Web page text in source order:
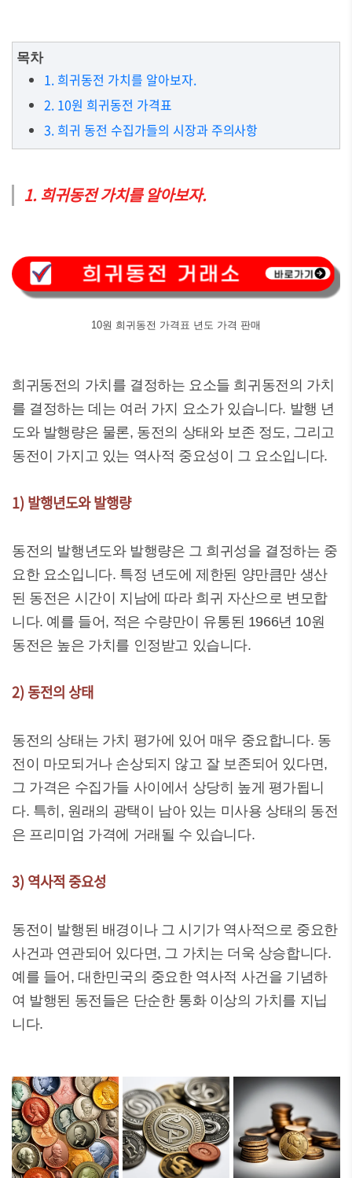
목차
1. 희귀동전 가치를 알아보자.
2. 10원 희귀동전 가격표
3. 희귀 동전 수집가들의 시장과 주의사항
1. 희귀동전 가치를 알아보자.
10원 희귀동전 가격표 년도 가격 판매
희귀동전의 가치를 결정하는 요소들 희귀동전의 가치
를 결정하는 데는 여러 가지 요소가 있습니다. 발행 년
도와 발행량은 물론, 동전의 상태와 보존 정도, 그리고
동전이 가지고 있는 역사적 중요성이 그 요소입니다.
1) 발행년도와 발행량
동전의 발행년도와 발행량은 그 희귀성을 결정하는 중
요한 요소입니다. 특정 년도에 제한된 양만큼만 생산
된 동전은 시간이 지남에 따라 희귀 자산으로 변모합
니다. 예를 들어, 적은 수량만이 유통된 1966년 10원
동전은 높은 가치를 인정받고 있습니다.
2) 동전의 상태
동전의 상태는 가치 평가에 있어 매우 중요합니다. 동
전이 마모되거나 손상되지 않고 잘 보존되어 있다면,
그 가격은 수집가들 사이에서 상당히 높게 평가됩니
다. 특히, 원래의 광택이 남아 있는 미사용 상태의 동전
은 프리미엄 가격에 거래될 수 있습니다.
3) 역사적 중요성
동전이 발행된 배경이나 그 시기가 역사적으로 중요한
사건과 연관되어 있다면, 그 가치는 더욱 상승합니다.
예를 들어, 대한민국의 중요한 역사적 사건을 기념하
여 발행된 동전들은 단순한 통화 이상의 가치를 지닙
니다.